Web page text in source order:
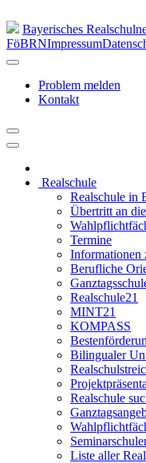
Bayerisches
FöBRNImpressum
Problem melden
Kontakt
Realschule
Realschule in
Übertritt an
Termine
Informationen
Berufliche
Realschule21
MINT21
KOMPASS
Bilingualer
Realschule
Liste aller